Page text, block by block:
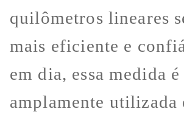
quilômetros lineares
mais eficiente e
em dia, essa medida é
amplamente utilizada